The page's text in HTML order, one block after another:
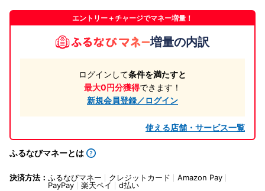
エントリー＋チャージでマネー増量！
増量の内訳
ログインして条件を満たすと
最大0円分獲得できます！
新規会員登録／ログイン
使える店舗・サービス一覧
ふるなびマネーとは
決済方法： ふるなびマネー クレジットカード
Amazon Pay
PayPay
楽天ペイ d払い